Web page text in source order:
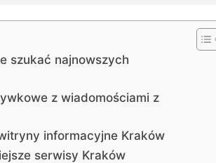
szukać najnowszych
z wiadomościami z
informacyjne Kraków
serwisy Kraków